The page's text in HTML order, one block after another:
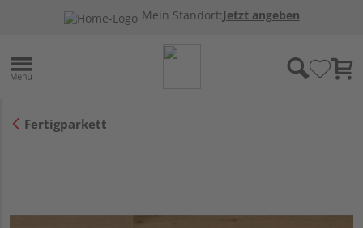
Mein Standort:Jetzt angeben
Fertigparkett